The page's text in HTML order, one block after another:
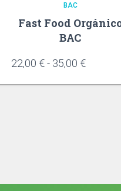
BAC
Fast Food
BAC
22,00 € - 35,00 €